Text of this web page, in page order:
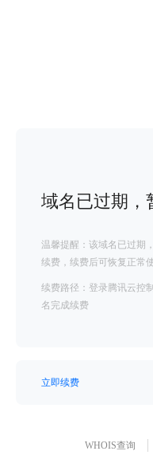
域名已过期，
温馨提醒：该域名已过期
续费，续费后可恢复正常
续费路径：登录腾讯云控
名完成续费
立即续费
WHOIS查询